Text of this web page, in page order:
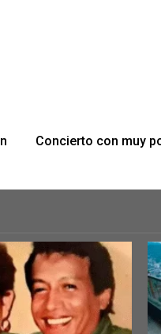
Concierto con muy